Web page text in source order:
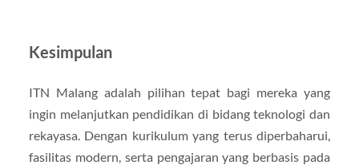
Kesimpulan
ITN Malang adalah pilihan tepat bagi mereka yang
ingin melanjutkan pendidikan di bidang teknologi dan
rekayasa. Dengan kurikulum yang terus diperbaharui,
fasilitas modern, serta pengajaran yang berbasis pada